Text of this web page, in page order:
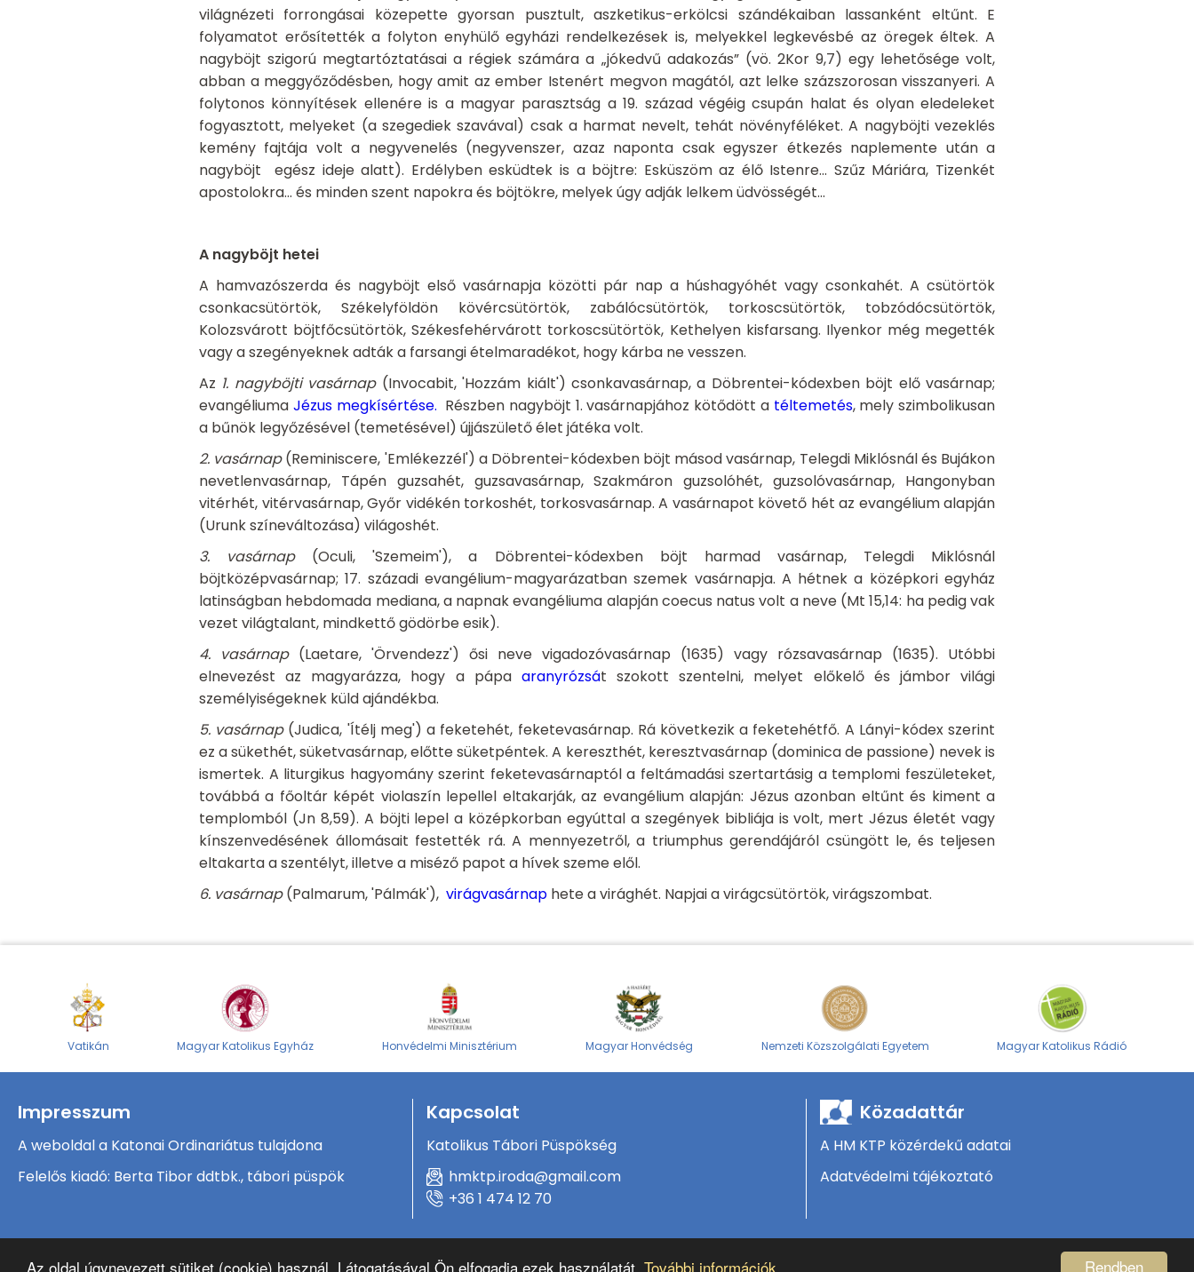
Rendben
Az oldal úgynevezett sütiket (cookie) használ. Látogatásával Ön elfogadja ezek használatát. További információk...
világnézeti forrongásai közepette gyorsan pusztult, aszketikus-erkölcsi szándékaiban lassanként eltűnt. E
folyamatot erősítették a folyton enyhülő egyházi rendelkezések is, melyekkel legkevésbé az öregek éltek. A
nagyböjt szigorú megtartóztatásai a régiek számára a „jókedvű adakozás” (vö. 2Kor 9,7) egy lehetősége volt,
abban a meggyőződésben, hogy amit az ember Istenért megvon magától, azt lelke százszorosan visszanyeri. A
folytonos könnyítések ellenére is a magyar parasztság a 19. század végéig csupán halat és olyan eledeleket
fogyasztott, melyeket (a szegediek szavával) csak a harmat nevelt, tehát növényféléket. A nagyböjti vezeklés
kemény fajtája volt a negyvenelés (negyvenszer, azaz naponta csak egyszer étkezés naplemente után a
nagyböjt egész ideje alatt). Erdélyben esküdtek is a böjtre: Esküszöm az élő Istenre... Szűz Máriára, Tizenkét
apostolokra... és minden szent napokra és böjtökre, melyek úgy adják lelkem üdvösségét...
A nagyböjt hetei
A hamvazószerda és nagyböjt első vasárnapja közötti pár nap a húshagyóhét vagy csonkahét. A csütörtök
csonkacsütörtök, Székelyföldön kövércsütörtök, zabálócsütörtök, torkoscsütörtök, tobzódócsütörtök,
Kolozsvárott böjtfőcsütörtök, Székesfehérvárott torkoscsütörtök, Kethelyen kisfarsang. Ilyenkor még megették
vagy a szegényeknek adták a farsangi ételmaradékot, hogy kárba ne vesszen.
Az 1. nagyböjti vasárnap (Invocabit, 'Hozzám kiált') csonkavasárnap, a Döbrentei-kódexben böjt elő vasárnap;
evangéliuma Jézus megkísértése. Részben nagyböjt 1. vasárnapjához kötődött a téltemetés, mely szimbolikusan
a bűnök legyőzésével (temetésével) újjászülető élet játéka volt.
2. vasárnap(Reminiscere, 'Emlékezzél') a Döbrentei-kódexben böjt másod vasárnap, Telegdi Miklósnál és Bujákon
nevetlenvasárnap, Tápén guzsahét, guzsavasárnap, Szakmáron guzsolóhét, guzsolóvasárnap, Hangonyban
vitérhét, vitérvasárnap, Győr vidékén torkoshét, torkosvasárnap. A vasárnapot követő hét az evangélium alapján
(Urunk színeváltozása) világoshét.
3. vasárnap (Oculi, 'Szemeim'), a Döbrentei-kódexben böjt harmad vasárnap, Telegdi Miklósnál
böjtközépvasárnap; 17. századi evangélium-magyarázatban szemek vasárnapja. A hétnek a középkori egyház
latinságban hebdomada mediana, a napnak evangéliuma alapján coecus natus volt a neve (Mt 15,14: ha pedig vak
vezet világtalant, mindkettő gödörbe esik).
4. vasárnap (Laetare, 'Örvendezz') ősi neve vigadozóvasárnap (1635) vagy rózsavasárnap (1635). Utóbbi
elnevezést az magyarázza, hogy a pápa aranyrózsát szokott szentelni, melyet előkelő és jámbor világi
személyiségeknek küld ajándékba.
5. vasárnap (Judica, 'Ítélj meg') a feketehét, feketevasárnap. Rá következik a feketehétfő. A Lányi-kódex szerint
ez a sükethét, süketvasárnap, előtte süketpéntek. A kereszthét, keresztvasárnap (dominica de passione) nevek is
ismertek. A liturgikus hagyomány szerint feketevasárnaptól a feltámadási szertartásig a templomi feszületeket,
továbbá a főoltár képét violaszín lepellel eltakarják, az evangélium alapján: Jézus azonban eltűnt és kiment a
templomból (Jn 8,59). A böjti lepel a középkorban egyúttal a szegények bibliája is volt, mert Jézus életét vagy
kínszenvedésének állomásait festették rá. A mennyezetről, a triumphus gerendájáról csüngött le, és teljesen
eltakarta a szentélyt, illetve a miséző papot a hívek szeme elől.
6. vasárnap(Palmarum, 'Pálmák'), virágvasárnap hete a virághét. Napjai a virágcsütörtök, virágszombat.
Vatikán Magyar Katolikus Egyház Honvédelmi Minisztérium Magyar Honvédség Nemzeti Közszolgálati Egyetem Magyar Katolikus Rádió
Impresszum
A weboldal a Katonai Ordinariátus tulajdona
Felelős kiadó: Berta Tibor ddtbk., tábori püspök
Kapcsolat
Katolikus Tábori Püspökség
hmktp.iroda@gmail.com
+36 1 474 12 70
Közadattár
A HM KTP közérdekű adatai
Adatvédelmi tájékoztató